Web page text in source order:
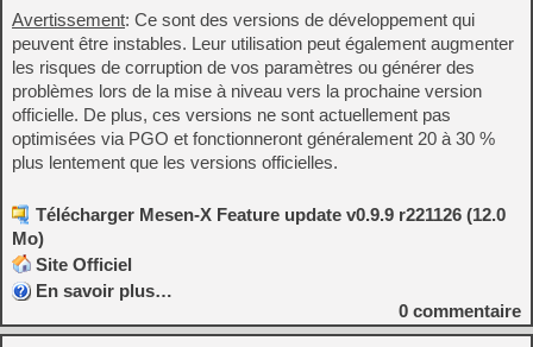
Avertissement: Ce sont des versions de développement qui
peuvent être instables. Leur utilisation peut également augmenter
les risques de corruption de vos paramètres ou générer des
problèmes lors de la mise à niveau vers la prochaine version
officielle. De plus, ces versions ne sont actuellement pas
optimisées via PGO et fonctionneront généralement 20 à 30 %
plus lentement que les versions officielles.
Télécharger Mesen-X Feature update v0.9.9 r221126 (12.0
Mo)
Site Officiel
En savoir plus…
0 commentaire